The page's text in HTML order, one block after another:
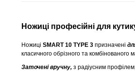
Ножиці професійні для
Ножиці SMART 10 TYPE 3 призначені
класичного обрізного та комбінованого
Заточені вручну, з радіусним